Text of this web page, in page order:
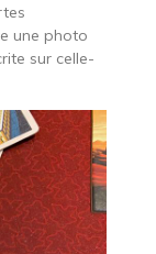
une photo
sur celle-